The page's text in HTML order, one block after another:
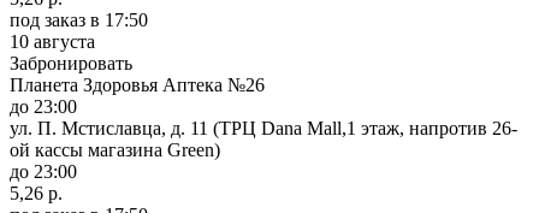
под заказ в 17:50
10 августа
Забронировать
Планета Здоровья Аптека №26
до 23:00
ул. П. Мстиславца, д. 11 (ТРЦ Dana Mall,1 этаж, напротив 26-
ой кассы магазина Green)
до 23:00
5,26 р.